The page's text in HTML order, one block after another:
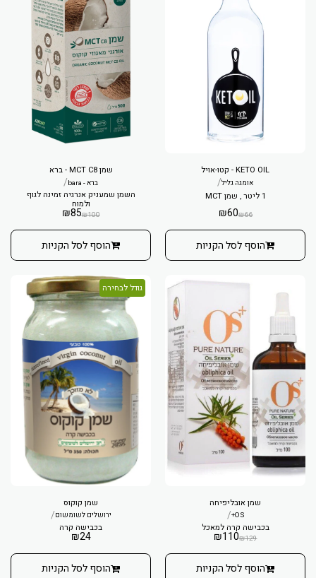
KETO OIL - קטו-אויל
אומגה גליל/
1 ליטר , שמן MCT
₪66
₪60
הוסף לסל הקניות
שמן MCT C8 - ברא
ברא - bara /
השמן שמעניק אנרגיה זמינה לגוף
ולמוח
₪100
₪85
הוסף לסל הקניות
שמן אובליפיחה
OS+
/
בכבישה קרה למאכל
₪129
₪110
הוסף לסל הקניות
גודל לבחירה
שמן קוקוס
ירושלים לשומשום/
בכבישה קרה
₪24
הוסף לסל הקניות